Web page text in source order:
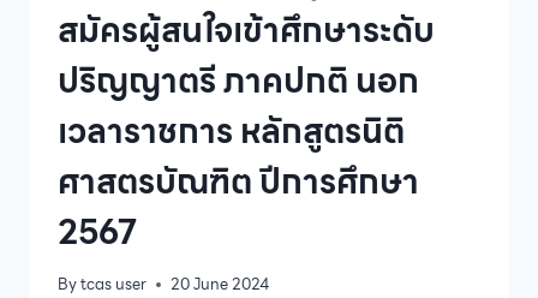
ศึกษา
รุ่น
ที่
2
ปี
การ
ศึกษา
2567
สมัครผู้สนใจเข้าศึกษาระดับ
ปริญญาตรี ภาคปกติ นอก
เวลาราชการ หลักสูตรนิติ
ศาสตรบัณฑิต ปีการศึกษา
2567
Bytcas user 20 June 2024